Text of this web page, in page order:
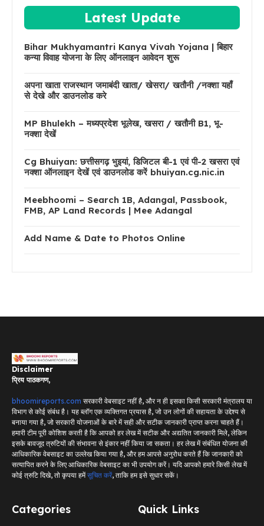
Latest Update
Bihar Mukhyamantri Kanya Vivah Yojana | बिहार
कन्या विवाह योजना के लिए ऑनलाइन आवेदन शुरू
अपना खाता राजस्थान जमाबंदी खाता/ खेसरा/ खतौनी /नक्शा यहाँ
से देखे और डाउनलोड करे
MP Bhulekh – मध्यप्रदेश भूलेख, खसरा / खतौनी B1, भू-
नक्शा देखें
Cg Bhuiyan: छत्तीसगढ़ भुइयां, डिजिटल बी-1 एवं पी-2 खसरा एवं
नक्शा ऑनलाइन देखें एवं डाउनलोड करें bhuiyan.cg.nic.in
Meebhoomi – Search 1B, Adangal, Passbook,
FMB, AP Land Records | Mee Adangal
Add Name & Date to Photos Online
Disclaimer
प्रिय पाठकगण,
bhoomireports.com सरकारी वेबसाइट नहीं है, और न ही इसका किसी सरकारी मंत्रालय या
विभाग से कोई संबंध है। यह ब्लॉग एक व्यक्तिगत प्रयास है, जो उन लोगों की सहायता के उद्देश्य से
बनाया गया है, जो सरकारी योजनाओं के बारे में सही और सटीक जानकारी प्राप्त करना चाहते हैं।
हमारी टीम पूरी कोशिश करती है कि आपको हर लेख में सटीक और अद्यतित जानकारी मिले, लेकिन
इसके बावजूद त्रुटियों की संभावना से इंकार नहीं किया जा सकता। हर लेख में संबंधित योजना की
आधिकारिक वेबसाइट का उल्लेख किया गया है, और हम आपसे अनुरोध करते हैं कि जानकारी को
सत्यापित करने के लिए आधिकारिक वेबसाइट का भी उपयोग करें। यदि आपको हमारे किसी लेख में
कोई त्रुटि दिखे, तो कृपया हमेंसूचित करें, ताकि हम इसे सुधार सकें।
Categories Quick Links